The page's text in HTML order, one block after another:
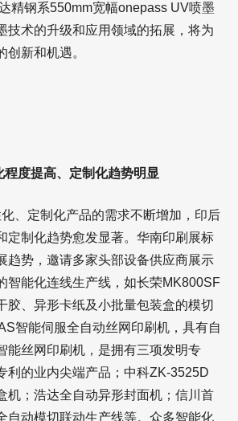
精钢系550mm宽幅onepass UV喷墨
技术的升级和应用领域的拓展，将为
创新和机遇。
程度提高、定制化趋势明显
、定制化产品的需求不断增加，印后
定制化趋势愈发显著。华南印刷展标
趋势，邀请多家头部设备供应商展示
智能化连线生产线，如长荣MK800SF
胶、异形卡纸及小批量包装盒的模切
智能伺服全自动丝网印刷机，具有自
能丝网印刷机，是拥有三项发明专
利的业内尖端产品；中科ZK-3525D
机；浩达全自动异形封面机；信川首
自动模切联动生产线等。众多智能化